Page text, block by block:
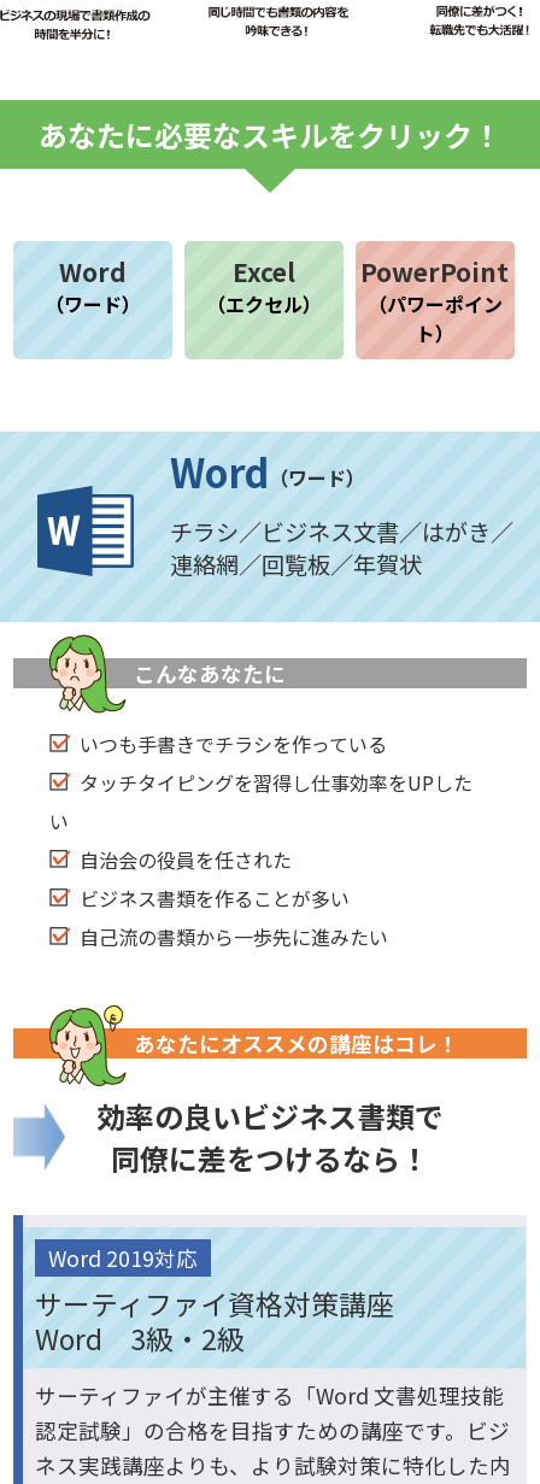
あなたに必要なスキルをクリック！
Word
（ワード）
Excel
（エクセル）
PowerPoint
（パワーポイン
ト）
Word （ワード）
チラシ／ビジネス文書／はがき／
連絡網／回覧板／年賀状
こんなあなたに
いつも手書きでチラシを作っている
タッチタイピングを習得し仕事効率をUPした
い
自治会の役員を任された
ビジネス書類を作ることが多い
自己流の書類から一歩先に進みたい
あなたにオススメの講座はコレ！
効率の良いビジネス書類で
同僚に差をつけるなら！
Word 2019対応
サーティファイ資格対策講座
Word 3級・2級
サーティファイが主催する「Word 文書処理技能
認定試験」の合格を目指すための講座です。ビジ
ネス実践講座よりも、より試験対策に特化した内